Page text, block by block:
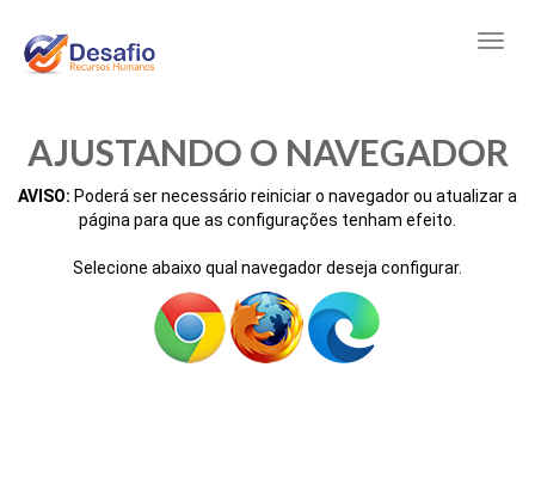
AJUSTANDO O NAVEGADOR
AVISO: Poderá ser necessário reiniciar o navegador ou atualizar a
página para que as configurações tenham efeito.
Selecione abaixo qual navegador deseja configurar.